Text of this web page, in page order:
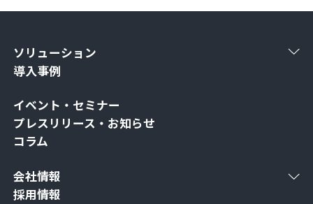
ソリューション
導入事例
イベント・セミナー
プレスリリース・お知らせ
コラム
会社情報
採用情報